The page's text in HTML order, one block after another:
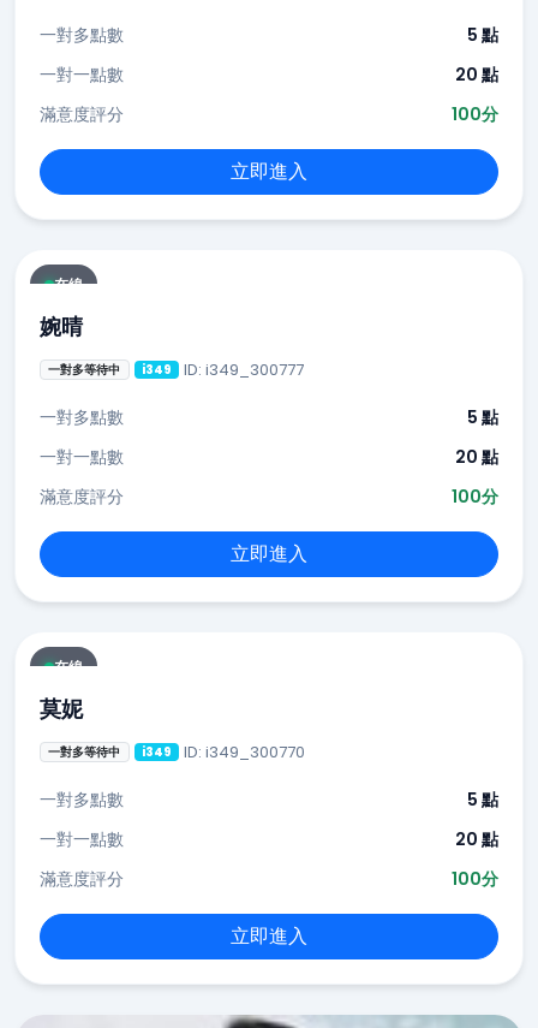
一對多點數
5 點
一對一點數
20 點
滿意度評分
100分
立即進入
在線
婉晴
一對多等待中 i349 ID: i349_300777
一對多點數
5 點
一對一點數
20 點
滿意度評分
100分
立即進入
在線
莫妮
一對多等待中 i349 ID: i349_300770
一對多點數
5 點
一對一點數
20 點
滿意度評分
100分
立即進入